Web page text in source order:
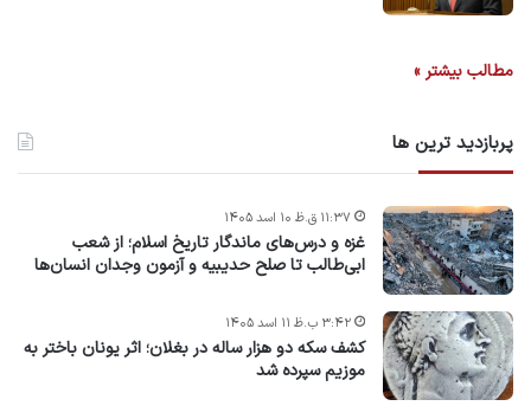
مطالب بیشتر »
پربازدید ترین ها
غزه و درس‌های ماندگار تاریخ اسلام؛ از شعب
ابی‌طالب تا صلح حدیبیه و آزمون وجدان انسان‌ها
۱۱:۳۷ ق.ظ ۱۰ اسد ۱۴۰۵
کشف سکه دو هزار ساله در بغلان؛ اثر یونان باختر به
موزیم سپرده شد
۳:۴۲ ب.ظ ۱۱ اسد ۱۴۰۵